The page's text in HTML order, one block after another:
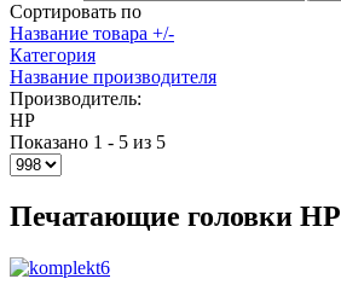
Сортировать по
Название товара +/-
Категория
Название производителя
Производитель:
HP
Показано 1 - 5 из 5
Печатающие головки HP